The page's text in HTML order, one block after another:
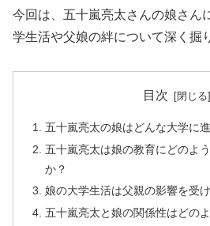
今回は、五十嵐亮太さんの娘さん
学生活や父娘の絆について深く掘
目次
五十嵐亮太の娘はどんな大学に
五十嵐亮太は娘の教育にどのよ
か？
娘の大学生活は父親の影響を受
五十嵐亮太と娘の関係性はどの